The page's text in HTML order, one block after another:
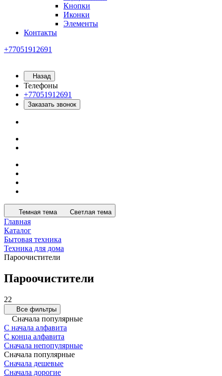
Кнопки
Иконки
Элементы
Контакты
+77051912691
Назад
Телефоны
+77051912691
Заказать звонок
Темная тема Светлая тема
Главная
Каталог
Бытовая техника
Техника для дома
Пароочистители
Пароочистители
22
Все фильтры
Сначала популярные
С начала алфавита
С конца алфавита
Сначала непопулярные
Сначала популярные
Сначала дешевые
Сначала дорогие